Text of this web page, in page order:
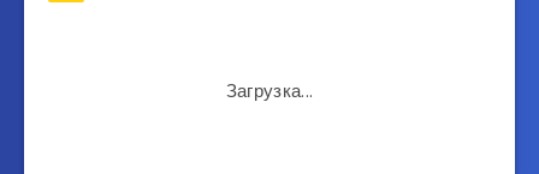
Загрузка...